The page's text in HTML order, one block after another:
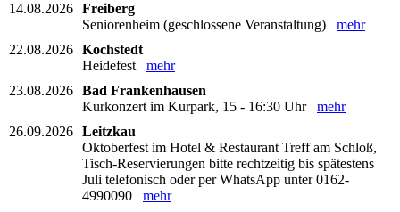
14.08.2026 Freiberg
Seniorenheim (geschlossene Veranstaltung) mehr
22.08.2026 Kochstedt
Heidefest mehr
23.08.2026 Bad Frankenhausen
Kurkonzert im Kurpark, 15 - 16:30 Uhr mehr
26.09.2026 Leitzkau
Oktoberfest im Hotel & Restaurant Treff am Schloß,
Tisch-Reservierungen bitte rechtzeitig bis spätestens
Juli telefonisch oder per WhatsApp unter 0162-
4990090 mehr